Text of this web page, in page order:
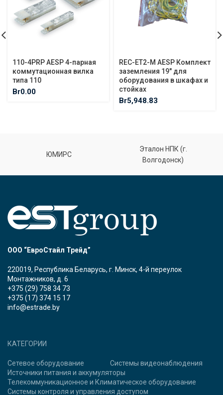
110-4PRP AESP 4-парная
коммутационная вилка
типа 110
Br0.00
REC-ET2-M AESP Комплект
заземления 19″ для
оборудования в шкафах и
стойках
Br5,948.83
ЮМИРС
Эталон НПК (г.
Волгодонск)
ООО “ЕвроСтайл Трейд”
220019, Республика Беларусь, г. Минск, 4-й переулок
Монтажников, д. 6
+375 (29) 758 34 73
+375 (17) 374 15 17
info@estrade.by
КАТЕГОРИИ
Сетевое оборудование
Системы видеонаблюдения
Источники питания и аккумуляторы
Телекоммуникационное и Климатическое оборудование
Системы контроля и управления доступом